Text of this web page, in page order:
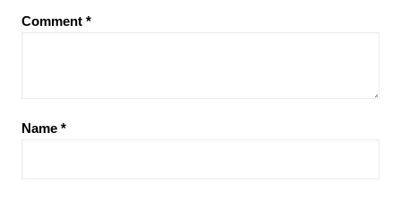
Comment *
Name *